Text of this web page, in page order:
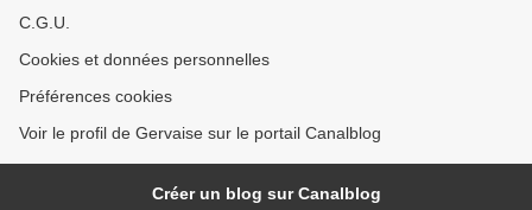
C.G.U.
Cookies et données personnelles
Préférences cookies
Voir le profil de Gervaise sur le portail Canalblog
Créer un blog sur Canalblog